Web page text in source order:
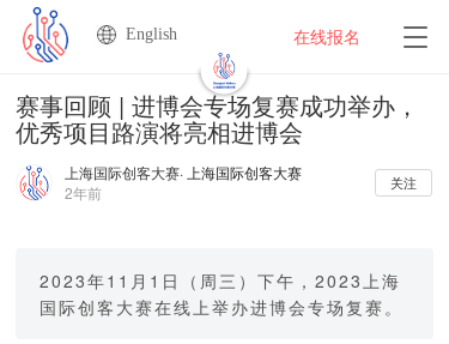
T
n
在线报名
English
赛事回顾 | 进博会专场复赛成功举办，
优秀项目路演将亮相进博会
上海国际创客大赛· 上海国际创客大赛
2年前
关注
2023年11月1日（周三）下午，2023上海
国际创客大赛在线上举办进博会专场复赛。